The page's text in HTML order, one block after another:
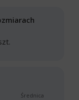
Średnica